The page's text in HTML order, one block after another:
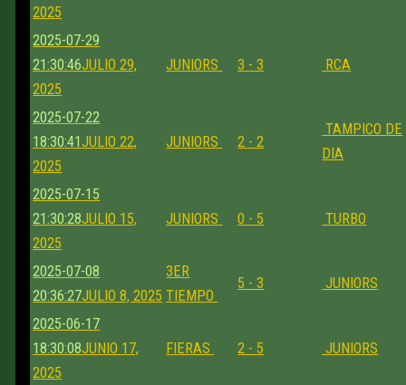
2025
2025-07-29
21:30:46JULIO 29,
2025
JUNIORS 3 - 3 RCA
2025-07-22
18:30:41JULIO 22,
2025
JUNIORS 2 - 2
TAMPICO DE
DIA
2025-07-15
21:30:28JULIO 15,
2025
JUNIORS 0 - 5 TURBO
2025-07-08
20:36:27JULIO 8, 2025
3ER
TIEMPO
5 - 3 JUNIORS
2025-06-17
18:30:08JUNIO 17,
2025
FIERAS 2 - 5 JUNIORS